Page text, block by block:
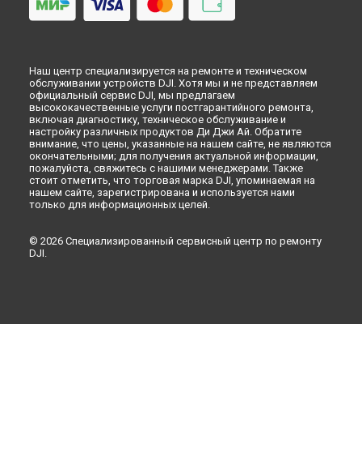
Наш центр специализируется на ремонте и техническом
обслуживании устройств DJI. Хотя мы и не представляем
официальный сервис DJI, мы предлагаем
высококачественные услуги постгарантийного ремонта,
включая диагностику, техническое обслуживание и
настройку различных продуктов Ди Джи Ай. Обратите
внимание, что цены, указанные на нашем сайте, не являются
окончательными; для получения актуальной информации,
пожалуйста, свяжитесь с нашими менеджерами. Также
стоит отметить, что торговая марка DJI, упоминаемая на
нашем сайте, зарегистрирована и используется нами
только для информационных целей.
© 2026 Специализированный сервисный центр по ремонту
DJI.